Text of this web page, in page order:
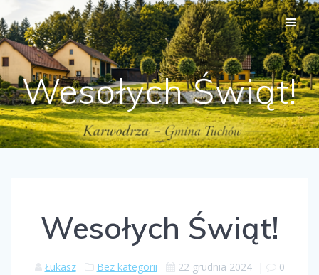
Przejdź
do
treści
Wesołych Świąt!
Wesołych Świąt!
Łukasz Bez kategorii 22 grudnia 2024| 0